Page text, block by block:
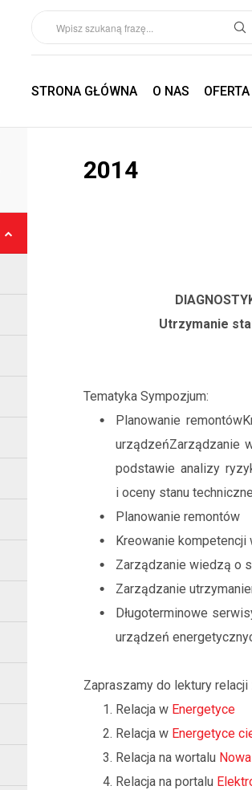
STRONA GŁÓWNA O NAS OFERTA
2014
Utrzymanie
Tematyka Sympozjum:
Planowanie
urządzeńZarządzanie
podstawie analizy
i oceny stanu
Planowanie remontów
Kreowanie
Zarządzanie wiedzą o
Zarządzanie
Długoterminowe
urządzeń
Zapraszamy do lektury relacji
Relacja w Energetyce
Relacja w Energetyce
Relacja na wortalu
Relacja na portalu